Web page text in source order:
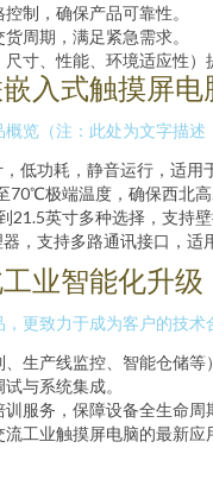
制，确保产品可靠性。
周期，满足紧急需求。
寸、性能、环境适应性）
入式触摸屏电
览（注：此处为文字描
，低功耗，静音运行，适用
70℃极端温度，确保西北高
21.5英寸多种选择，支持
，支持多路通讯接口，适
业智能化升级
更致力于成为客户的技术
生产线监控、智能仓储等
与系统集成。
服务，保障设备全生命周
工业触摸屏电脑的最新应